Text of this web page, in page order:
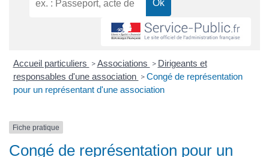
Accueil particuliers > Associations > Dirigeants et
responsables d'une association > Congé de représentation
pour un représentant d'une association
Fiche pratique
Congé de représentation pour un